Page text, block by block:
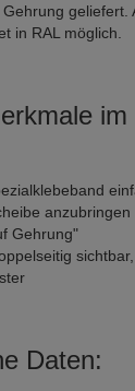
geliefert.
in RAL möglich.
im
anzubringen
Gehrung"
Daten: